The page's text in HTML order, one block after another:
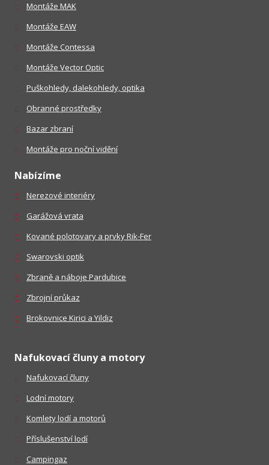
Montáže MAK
Montáže EAW
Montáže Contessa
Montáže Vector Optic
Puškohledy, dalekohledy, optika
Obranné prostředky
Bazar zbraní
Montáže pro noční vidění
Nabízíme
Nerezové interiéry
Garážová vrata
Kované polotovary a prvky Rik-Fer
Swarovski optik
Zbraně a náboje Pardubice
Zbrojní průkaz
Brokovnice Kirici a Yildiz
Nafukovací čluny a motory
Nafukovací čluny
Lodní motory
Komlety lodí a motorů
Příslušenství lodí
Campingaz